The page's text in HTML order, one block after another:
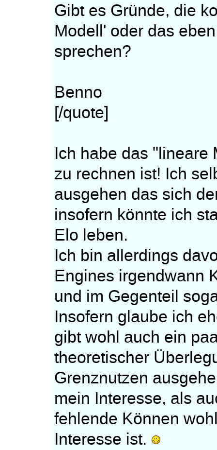
Gibt es Gründe, die
Modell' oder das
sprechen?
Benno
[/quote]
Ich habe das "lineare
zu rechnen ist! Ich
ausgehen das sich
insofern könnte ich
Elo leben.
Ich bin allerdings
Engines irgendwann
und im Gegenteil
Insofern glaube ich
gibt wohl auch ein
theoretischer
Grenznutzen
mein Interesse, als
fehlende Können
Interesse ist.